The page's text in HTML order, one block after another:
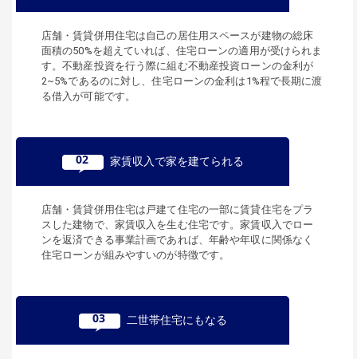
店舗・賃貸併用住宅は自己の居住用スペースが建物の総床
面積の50%を超えていれば、住宅ローンの適用が受けられま
す。不動産投資を行う際に組む不動産投資ローンの金利が
2~5%であるのに対し、住宅ローンの金利は1%程で長期に渡
る借入が可能です。
02 家賃収入で家を建てられる
店舗・賃貸併用住宅は戸建て住宅の一部に賃貸住宅をプラ
スした建物で、家賃収入を生む住宅です。家賃収入でロー
ンを返済できる事業計画であれば、年齢や年収に関係なく
住宅ローンが組みやすいのが特徴です。
03 二世帯住宅にもなる